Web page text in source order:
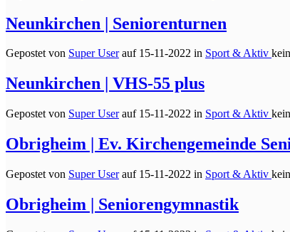
Neunkirchen | Seniorenturnen
Gepostet von Super Userauf 15-11-2022 in Sport & Aktiv
Neunkirchen | VHS-55 plus
Gepostet von Super Userauf 15-11-2022 in Sport & Aktiv
Obrigheim | Ev. Kirchengemeinde
Gepostet von Super Userauf 15-11-2022 in Sport & Aktiv
Obrigheim | Seniorengymnastik